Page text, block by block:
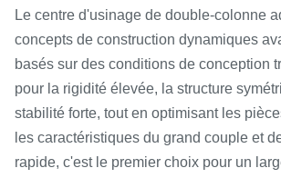
Le centre d'usinage de double-colonne
concepts de construction dynamiques
basés sur des conditions de conception
pour la rigidité élevée, la structure
stabilité forte, tout en optimisant les
les caractéristiques du grand couple et
rapide, c'est le premier choix pour un